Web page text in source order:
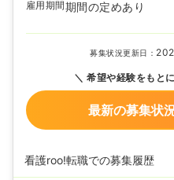
雇用期間期間の定めあり
募集状況更新日：
希望や経験をもと
最新の募集状
看護roo!転職での募集履歴